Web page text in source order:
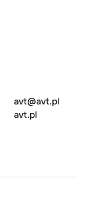
avt@avt.pl
avt.pl